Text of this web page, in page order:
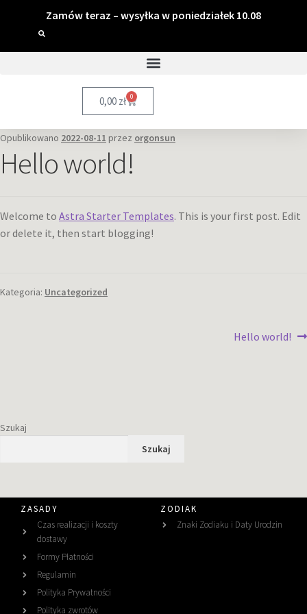
Zamów teraz – wysyłka w poniedziałek 10.08
0,00 zł 0
Opublikowano 2022-08-11 przez orgonsun
Hello world!
Welcome to Astra Starter Templates. This is your first post. Edit
or delete it, then start blogging!
Kategoria: Uncategorized
Hello world!
Szukaj
Szukaj
ZASADY
Czas realizacji i koszty
dostawy
Formy Płatności
Regulamin
Polityka Prywatności
Polityka zwrotów
ZODIAK
Znaki Zodiaku i Daty Urodzin